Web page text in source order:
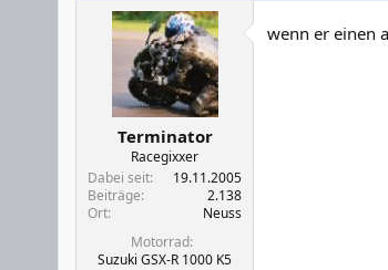
Terminator
Racegixxer
Dabei seit
19.11.2005
Beiträge
2.138
Ort
Neuss
Motorrad
Suzuki GSX-R 1000 K5
wenn er einen